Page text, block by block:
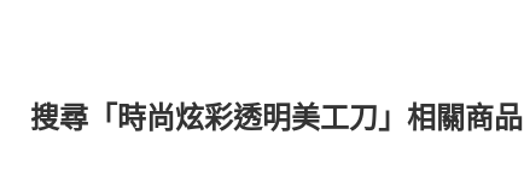
搜尋「時尚炫彩透明美工刀」相關商品